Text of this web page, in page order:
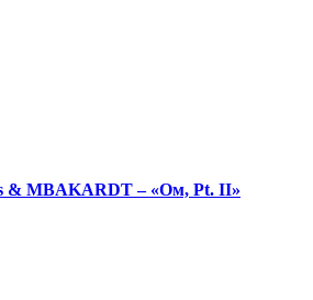
& MBAKARDT – «Ом, Pt. II»